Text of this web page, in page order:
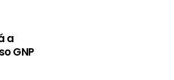
a
GNP